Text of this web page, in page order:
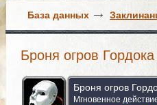
База данных
Броня огров Гордока
Броня огров
Мгновенное